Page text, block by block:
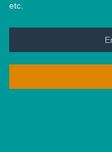
etc.